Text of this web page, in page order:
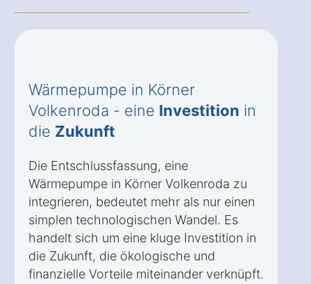
Wärmepumpe in Körner
Volkenroda - eine Investition in
die Zukunft
Die Entschlussfassung, eine
Wärmepumpe in Körner Volkenroda zu
integrieren, bedeutet mehr als nur einen
simplen technologischen Wandel. Es
handelt sich um eine kluge Investition in
die Zukunft, die ökologische und
finanzielle Vorteile miteinander verknüpft.